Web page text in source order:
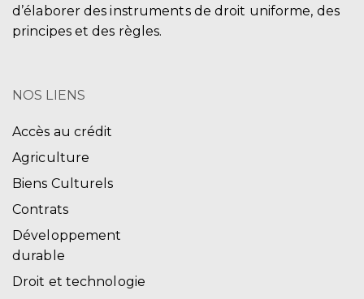
d’élaborer des instruments de droit uniforme, des
principes et des règles.
NOS LIENS
Accès au crédit
Agriculture
Biens Culturels
Contrats
Développement
durable
Droit et technologie